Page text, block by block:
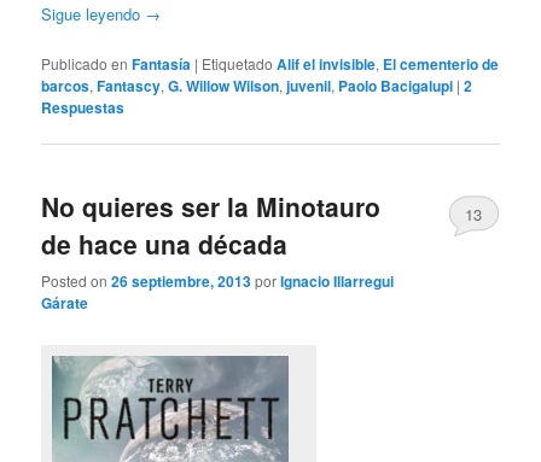
Sigue leyendo →
Publicado en Fantasía | Etiquetado Alif el invisible, El cementerio de
barcos,Fantascy,G. Willow Wilson,juvenil, Paolo Bacigalupi |2
Respuestas
No quieres ser la Minotauro
de hace una década
Posted on26 septiembre, 2013porIgnacio Illarregui
Gárate
13